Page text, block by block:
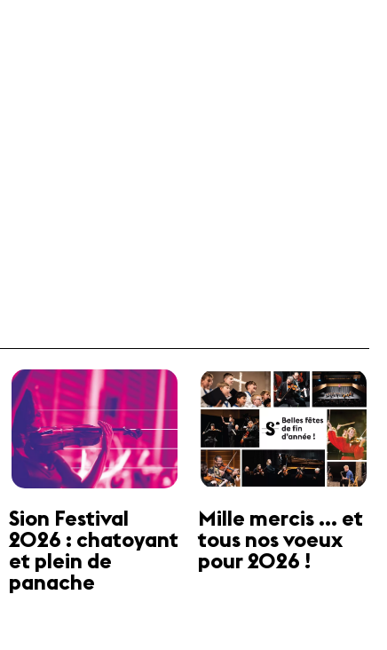
Sion Festival
2026 : chatoyant
et plein de
panache
Mille mercis ... et
tous nos voeux
pour 2026 !